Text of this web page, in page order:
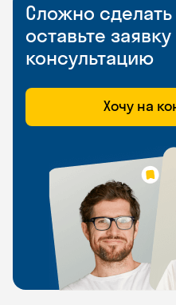
Сложно
оставьте
консультацию
Хочу на